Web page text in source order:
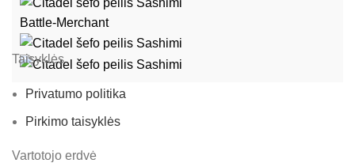
Battle-Merchant
Taisyklės
Privatumo politika
Pirkimo taisyklės
Vartotojo erdvė